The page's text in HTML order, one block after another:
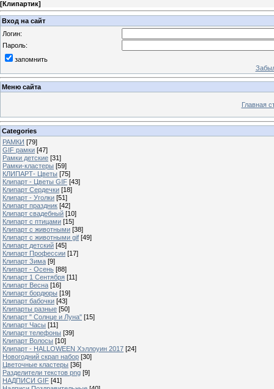
[Клипартик]
Вход на сайт
Логин:
Пароль:
запомнить
Меню сайта
Главная
Categories
РАМКИ [79]
GIF рамки [47]
Рамки детские [31]
Рамки-кластеры [59]
КЛИПАРТ- Цветы [75]
Клипарт - Цветы GIF [43]
Клипарт Сердечки [18]
Клипарт - Уголки [51]
Клипарт праздник [42]
Клипарт свадебный [10]
Клипарт с птицами [15]
Клипарт с животными [38]
Клипарт с животными gif [49]
Клипарт детский [45]
Клипарт Профессии [17]
Клипарт Зима [9]
Клипарт - Осень [88]
Клипарт 1 Сентября [11]
Клипарт Весна [16]
Клипарт бордюры [19]
Клипарт бабочки [43]
Клипарты разные [50]
Клипарт " Солнце и Луна" [15]
Клипарт Часы [11]
Клипарт телефоны [39]
Клипарт Волосы [10]
Клипарт - HALLOWEEN Хэллоуин 2017 [24]
Новогодний скрап набор [30]
Цветочные кластеры [36]
Разделители текстов png [9]
НАДПИСИ GIF [41]